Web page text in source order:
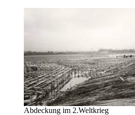
Abdeckung im 2.Weltkrieg